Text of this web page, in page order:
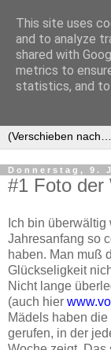
Donnerstag, 9.
#1 Foto der
Ich bin
Jahresanfang so
haben. Man muß
Glückseligkeit
Nicht lange
(auch hier
Mädels haben
gerufen, in der
This site uses
and to analyze
shared with
metrics to
statistics, and